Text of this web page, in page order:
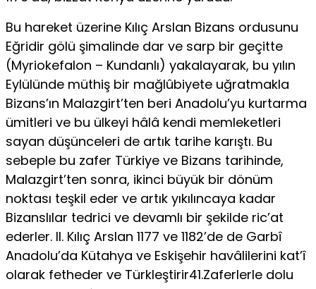
Bu hareket üzerine Kılıç Arslan Bizans ordusunu
Eğridir gölü şimalinde dar ve sarp bir geçitte
(Myriokefalon – Kundanlı) yakalayarak, bu yılın
Eylülünde müthiş bir mağlûbiyete uğratmakla
Bizans’ın Malazgirt’ten beri Anadolu’yu kurtarma
ümitleri ve bu ülkeyi hâlâ kendi memleketleri
sayan düşünceleri de artık tarihe karıştı. Bu
sebeple bu zafer Türkiye ve Bizans tarihinde,
Malazgirt’ten sonra, ikinci büyük bir dönüm
noktası teşkil eder ve artık yıkılıncaya kadar
Bizanslılar tedrici ve devamlı bir şekilde ric’at
ederler. II. Kılıç Arslan 1177 ve 1182’de de Garbî
Anadolu’da Kütahya ve Eskişehir havâlilerini kat’î
olarak fetheder ve Türkleştirir41.Zaferlerle dolu